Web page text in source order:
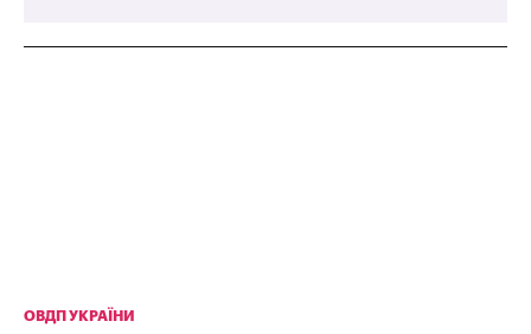
ОВДП УКРАЇНИ